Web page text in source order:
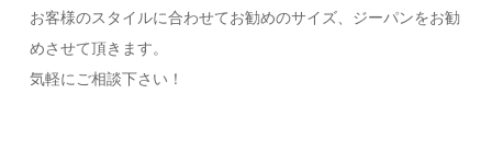
お客様のスタイルに合わせてお勧めのサイズ、ジーパンをお勧
めさせて頂きます。
気軽にご相談下さい！